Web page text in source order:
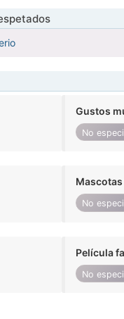
Gustos
No
No
Película
No